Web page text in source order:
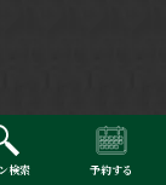
主体型
検索 予約する